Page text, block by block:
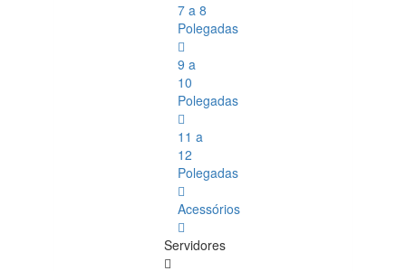
7 a 8
Polegadas
9 a
10
Polegadas
11 a
12
Polegadas
Acessórios
Servidores